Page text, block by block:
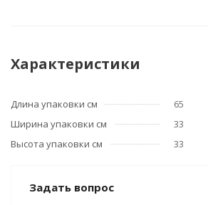
Характеристики
Длина упаковки см
65
Ширина упаковки см
33
Высота упаковки см
33
Задать вопрос